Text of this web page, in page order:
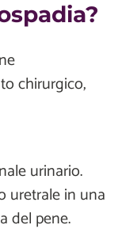
chirurgico,
urinario.
uretrale in una
del pene.